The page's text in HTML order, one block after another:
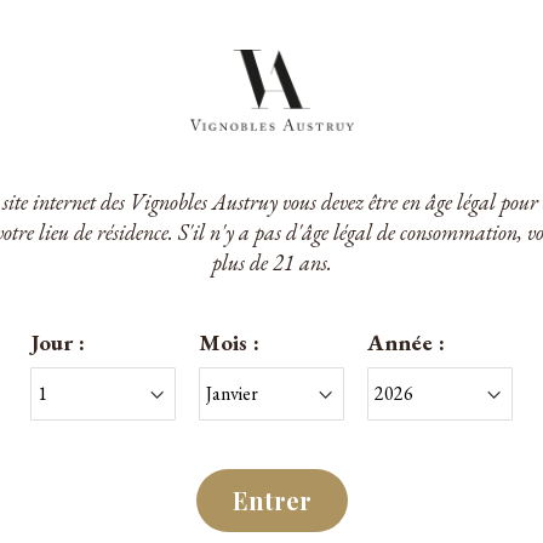
internet des Vignobles Austruy vous devez être en âge légal
lieu de résidence. S'il n'y a pas d'âge légal de consommation,
plus de 21 ans.
Jour : Mois : Année :
Entrer
Peyrassol
/Magnum
Le Clos Peyrassol
Le Clos Peyrassol Rosé
38,00 €/Bouteille